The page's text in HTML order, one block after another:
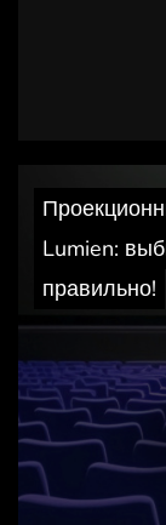
Lumien:
правильно!